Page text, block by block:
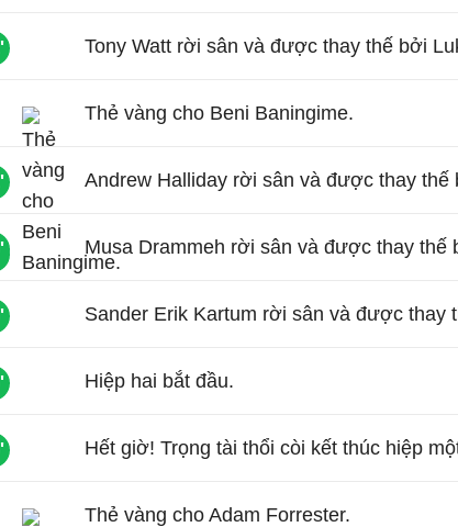
Tony Watt rời sân và được thay thế bởi
Thẻ vàng cho Beni Baningime.
Andrew Halliday rời sân và được thay thế
Musa Drammeh rời sân và được thay thế
Sander Erik Kartum rời sân và được thay
Hiệp hai bắt đầu.
Hết giờ! Trọng tài thổi còi kết thúc hiệp
Thẻ vàng cho Adam Forrester.